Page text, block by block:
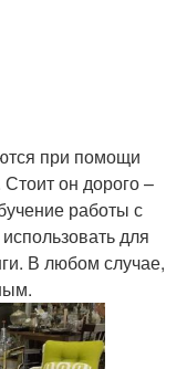
при помощи
он дорого –
работы с
для
В любом случае,